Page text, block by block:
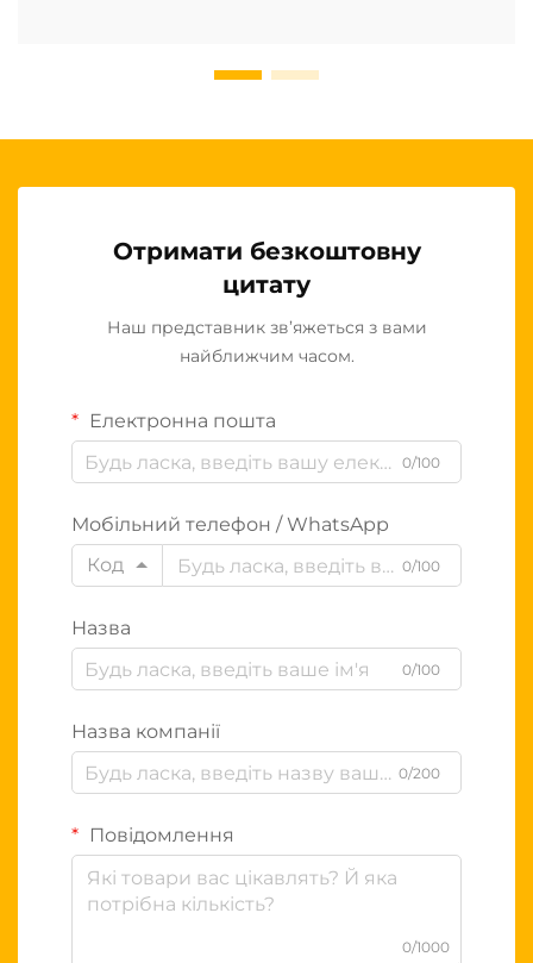
Отримати безкоштовну
цитату
Наш представник зв’яжеться з вами
найближчим часом.
Електронна пошта
0/100
Мобільний телефон / WhatsApp
Код
0/100
Назва
0/100
Назва компанії
0/200
Повідомлення
0/1000